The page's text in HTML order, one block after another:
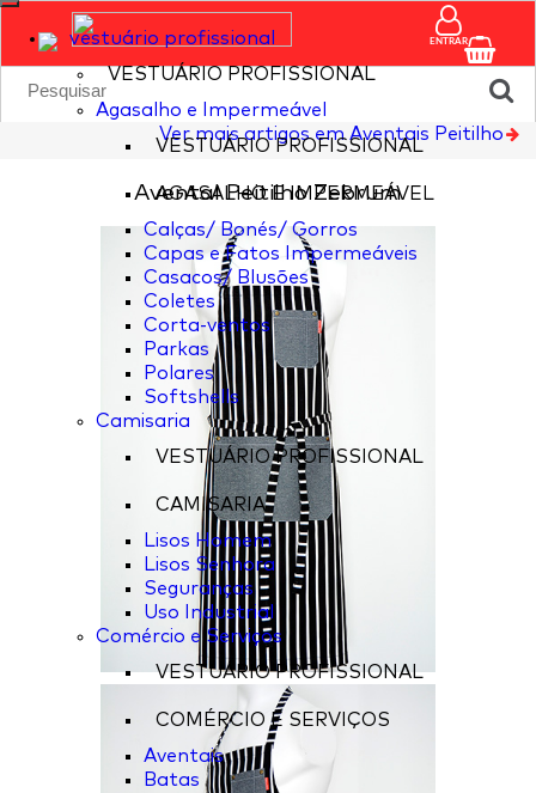
vestuário profissional
VESTUÁRIO PROFISSIONAL
Agasalho e Impermeável
VESTUÁRIO PROFISSIONAL
AGASALHO E IMPERMEÁVEL
Calças/ Bonés/ Gorros
Capas e Fatos Impermeáveis
Casacos/ Blusões
Coletes
Corta-ventos
Parkas
Polares
Softshells
Camisaria
VESTUÁRIO PROFISSIONAL
CAMISARIA
Lisos Homem
Lisos Senhora
Seguranças
Uso Industrial
Comércio e Serviços
VESTUÁRIO PROFISSIONAL
COMÉRCIO E SERVIÇOS
Aventais
Batas
ENTRAR
Ver mais artigos em Aventais Peitilho
Avental Peitilho Zebrum